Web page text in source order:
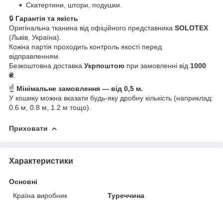
Скатертини, штори, подушки.
🔒 Гарантія та якість
Оригінальна тканина від офіційного представника SOLOTEX
(Львів, Україна).
Кожна партія проходить контроль якості перед
відправленням.
Безкоштовна доставка Укрпоштою при замовленні від 1000
₴
☝ Мінімальне замовлення — від 0,5 м.
У кошику можна вказати будь-яку дробну кількість (наприклад:
0.6 м, 0.8 м, 1.2 м тощо).
Приховати
Характеристики
Основні
Країна виробник
Туреччина